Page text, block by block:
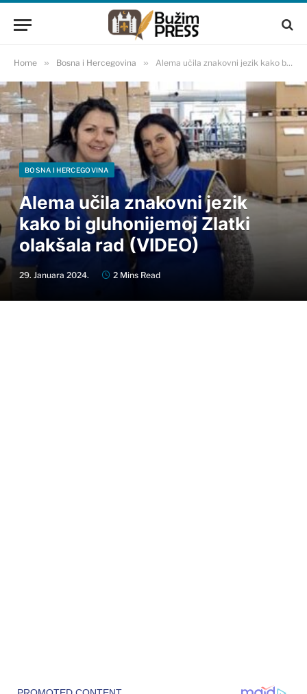
Home » Bosna i Hercegovina » Alema učila znakovni jezik kako bi gluhonijemoj Zlatki olakšala rad (VIDEO)
BOSNA I HERCEGOVINA
Alema učila znakovni jezik
kako bi gluhonijemoj Zlatki
olakšala rad (VIDEO)
29. Januara 2024. 2 Mins Read